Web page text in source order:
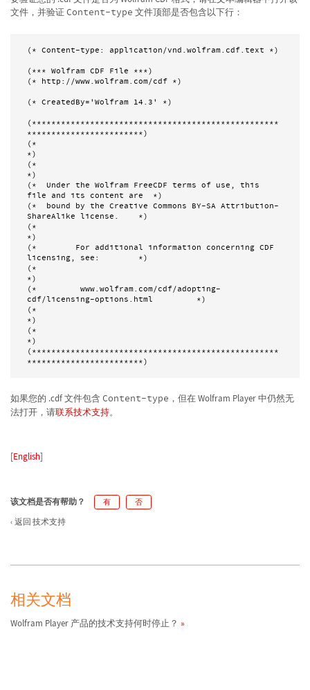
文件，并验证 Content-type 文件顶部是否包含以下行：
(* Content-type: application/vnd.wolfram.cdf.text *)
(*** Wolfram CDF File ***)
(* http://www.wolfram.com/cdf *)
(* CreatedBy='Wolfram 14.3' *)
(***************************************************
************************)
(*
*)
(*
*)
(*  Under the Wolfram FreeCDF terms of use, this
file and its content are  *)
(*  bound by the Creative Commons BY-SA Attribution-
ShareAlike license.    *)
(*
*)
(*        For additional information concerning CDF
licensing, see:        *)
(*
*)
(*         www.wolfram.com/cdf/adopting-
cdf/licensing-options.html         *)
(*
*)
(*
*)
(***************************************************
************************)
如果您的 .cdf 文件包含 Content-type ，但在 Wolfram Player 中仍然无
法打开，请联系技术支持。
[English]
该文档是否有帮助？ 有 否
返回 技术支持
相关文档
Wolfram Player 产品的技术支持何时停止？